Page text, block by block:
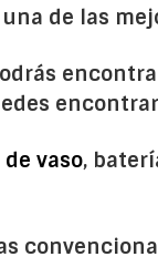
de las
vaso,